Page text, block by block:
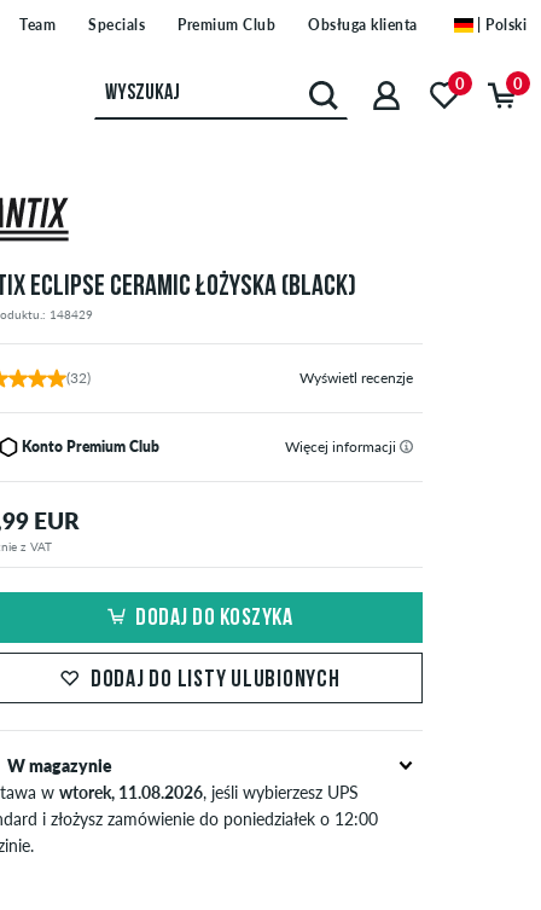
Team Specials Premium Club Obsługa klienta | Polski
0 0
ECLIPSE CERAMIC ŁOŻYSKA (BLACK)
148429
(32) Wyświetl recenzje
Konto Premium Club Więcej informacji
EUR
z VAT
DODAJ DO KOSZYKA
DODAJ DO LISTY ULUBIONYCH
W magazynie
wwtorek, 11.08.2026, jeśli wybierzesz UPS
i złożysz zamówienie do poniedziałek o 12:00